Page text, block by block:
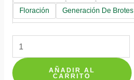
Floración
Generación De Brotes
Fertilizantes
Individuales
Para
AÑADIR AL
CARRITO